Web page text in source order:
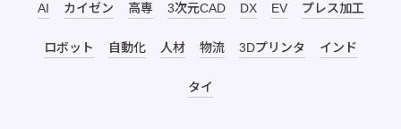
AI カイゼン 高専 3次元CAD DX EV プレス加工
ロボット 自動化 人材 物流 3Dプリンタ インド
タイ